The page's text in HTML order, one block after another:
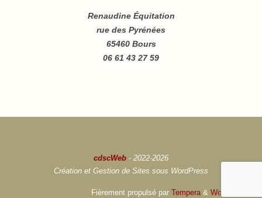
Renaudine Équitation
rue des Pyrénées
65460 Bours
06 61 43 27 59
cdscWeb - 2022-2026
Création et Gestion de Sites sous WordPress
Fièrement propulsé par Tempera& WordPress.